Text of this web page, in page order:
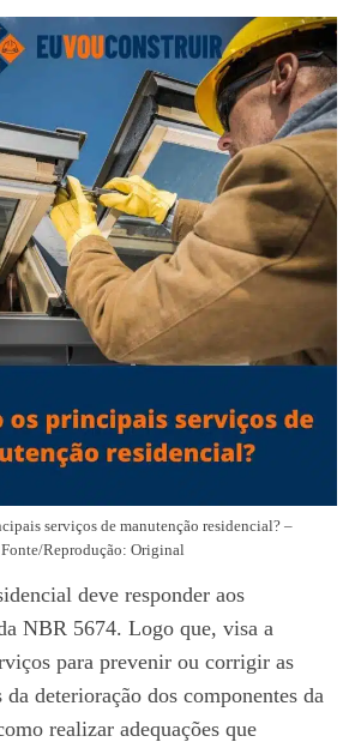
serviços de manutenção residencial? –
Fonte/Reprodução: Original
deve responder aos
NBR 5674. Logo que, visa a
para prevenir ou corrigir as
da deterioração dos componentes da
realizar adequações que